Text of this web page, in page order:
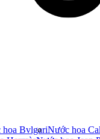
hoa BvlgariNước hoa